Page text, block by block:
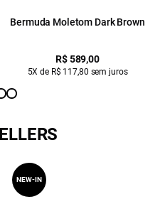
Bermuda Moletom Dark Brown
R$ 589,00
5X de R$ 117,80 sem juros
NEW-IN